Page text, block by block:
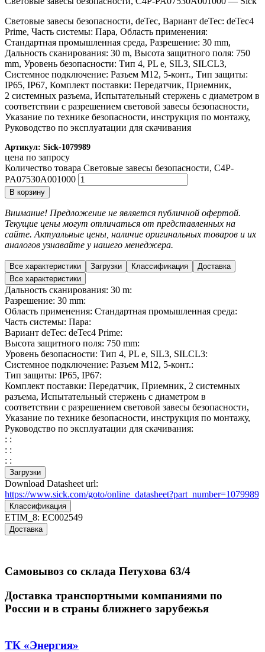
Световые завесы безопасности, deTec, Вариант deTec: deTec4
Prime, Часть системы: Пара, Область применения:
Стандартная промышленная среда, Разрешение: 30 mm,
Дальность сканирования: 30 m, Высота защитного поля: 750
mm, Уровень безопасности: Тип 4, PL e, SIL3, SILCL3,
Системное подключение: Разъем M12, 5-конт., Тип защиты:
IP65, IP67, Комплект поставки: Передатчик, Приемник,
2 системных разъема, Испытательный стержень с диаметром в
соответствии с разрешением световой завесы безопасности,
Указание по технике безопасности, инструкция по монтажу,
Руководство по эксплуатации для скачивания
Артикул: Sick-1079989
цена по запросу
Количество товара Световые завесы безопасности, C4P-
PA07530A001000
В корзину
Внимание! Предложение не является публичной офертой.
Текущие цены могут отличаться от представленных на
сайте. Актуальные цены, наличие оригинальных товаров и их
аналогов узнавайте у нашего менеджера.
Все характеристики Загрузки Классификация
Доставка
Все характеристики
Дальность сканирования: 30 m:
Разрешение: 30 mm:
Область применения: Стандартная промышленная среда:
Часть системы: Пара:
Вариант deTec: deTec4 Prime:
Высота защитного поля: 750 mm:
Уровень безопасности: Тип 4, PL e, SIL3, SILCL3:
Системное подключение: Разъем M12, 5-конт.:
Тип защиты: IP65, IP67:
Комплект поставки: Передатчик, Приемник, 2 системных
разъема, Испытательный стержень с диаметром в
соответствии с разрешением световой завесы безопасности,
Указание по технике безопасности, инструкция по монтажу,
Руководство по эксплуатации для скачивания:
: :
: :
: :
Загрузки
Download Datasheet url:
https://www.sick.com/goto/online_datasheet?part_number=1079989
Классификация
ETIM_8: EC002549
Доставка
Самовывоз со склада Петухова 63/4
Доставка транспортными компаниями по
России и в страны ближнего зарубежья
ТК «Энергия»